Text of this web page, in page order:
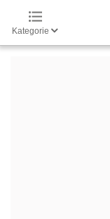
Kategorie